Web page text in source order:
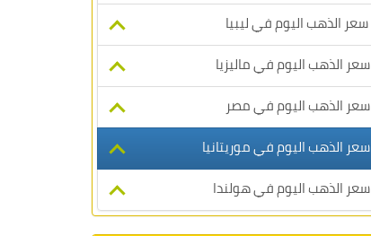
سعر الذهب اليوم في ليبيا
سعر الذهب اليوم في ماليزيا
سعر الذهب اليوم في مصر
سعر الذهب اليوم في موريتانيا
سعر الذهب اليوم في هولندا